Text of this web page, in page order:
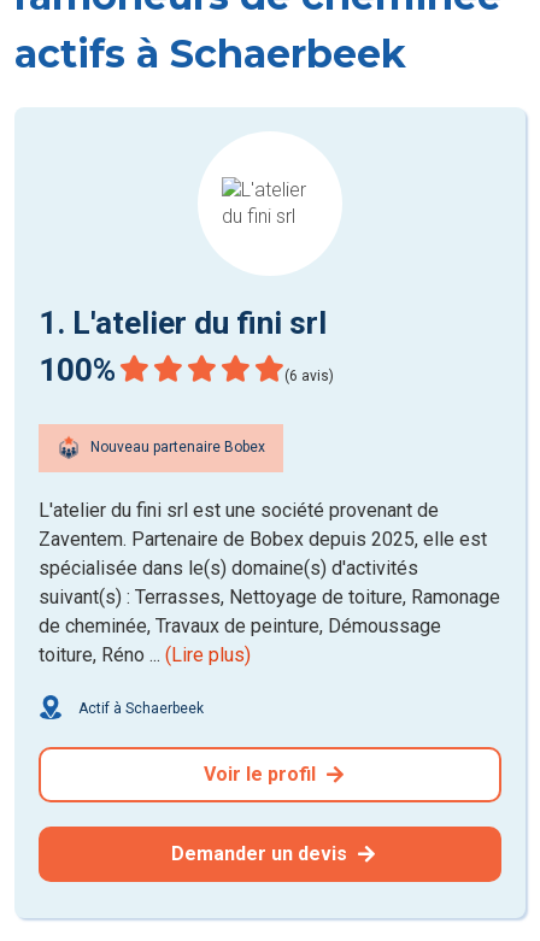
actifs à Schaerbeek
1. L'atelier du fini srl
100%
(6 avis)
Nouveau partenaire Bobex
L'atelier du fini srl est une société provenant de
Zaventem. Partenaire de Bobex depuis 2025, elle est
spécialisée dans le(s) domaine(s) d'activités
suivant(s) : Terrasses, Nettoyage de toiture, Ramonage
de cheminée, Travaux de peinture, Démoussage
toiture, Réno ... (Lire plus)
Actif à Schaerbeek
Voir le profil
Demander un devis